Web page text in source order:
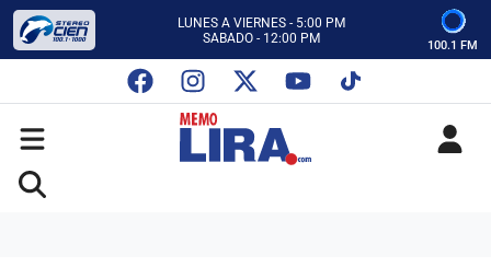
LUNES A VIERNES - 5:00 PM
SABADO - 12:00 PM
CON MEMO LIRA Y SU EQUIPO
LUNES A VIERNES - 5:00 PM
SABADO - 12:00 PM
100.1 FM